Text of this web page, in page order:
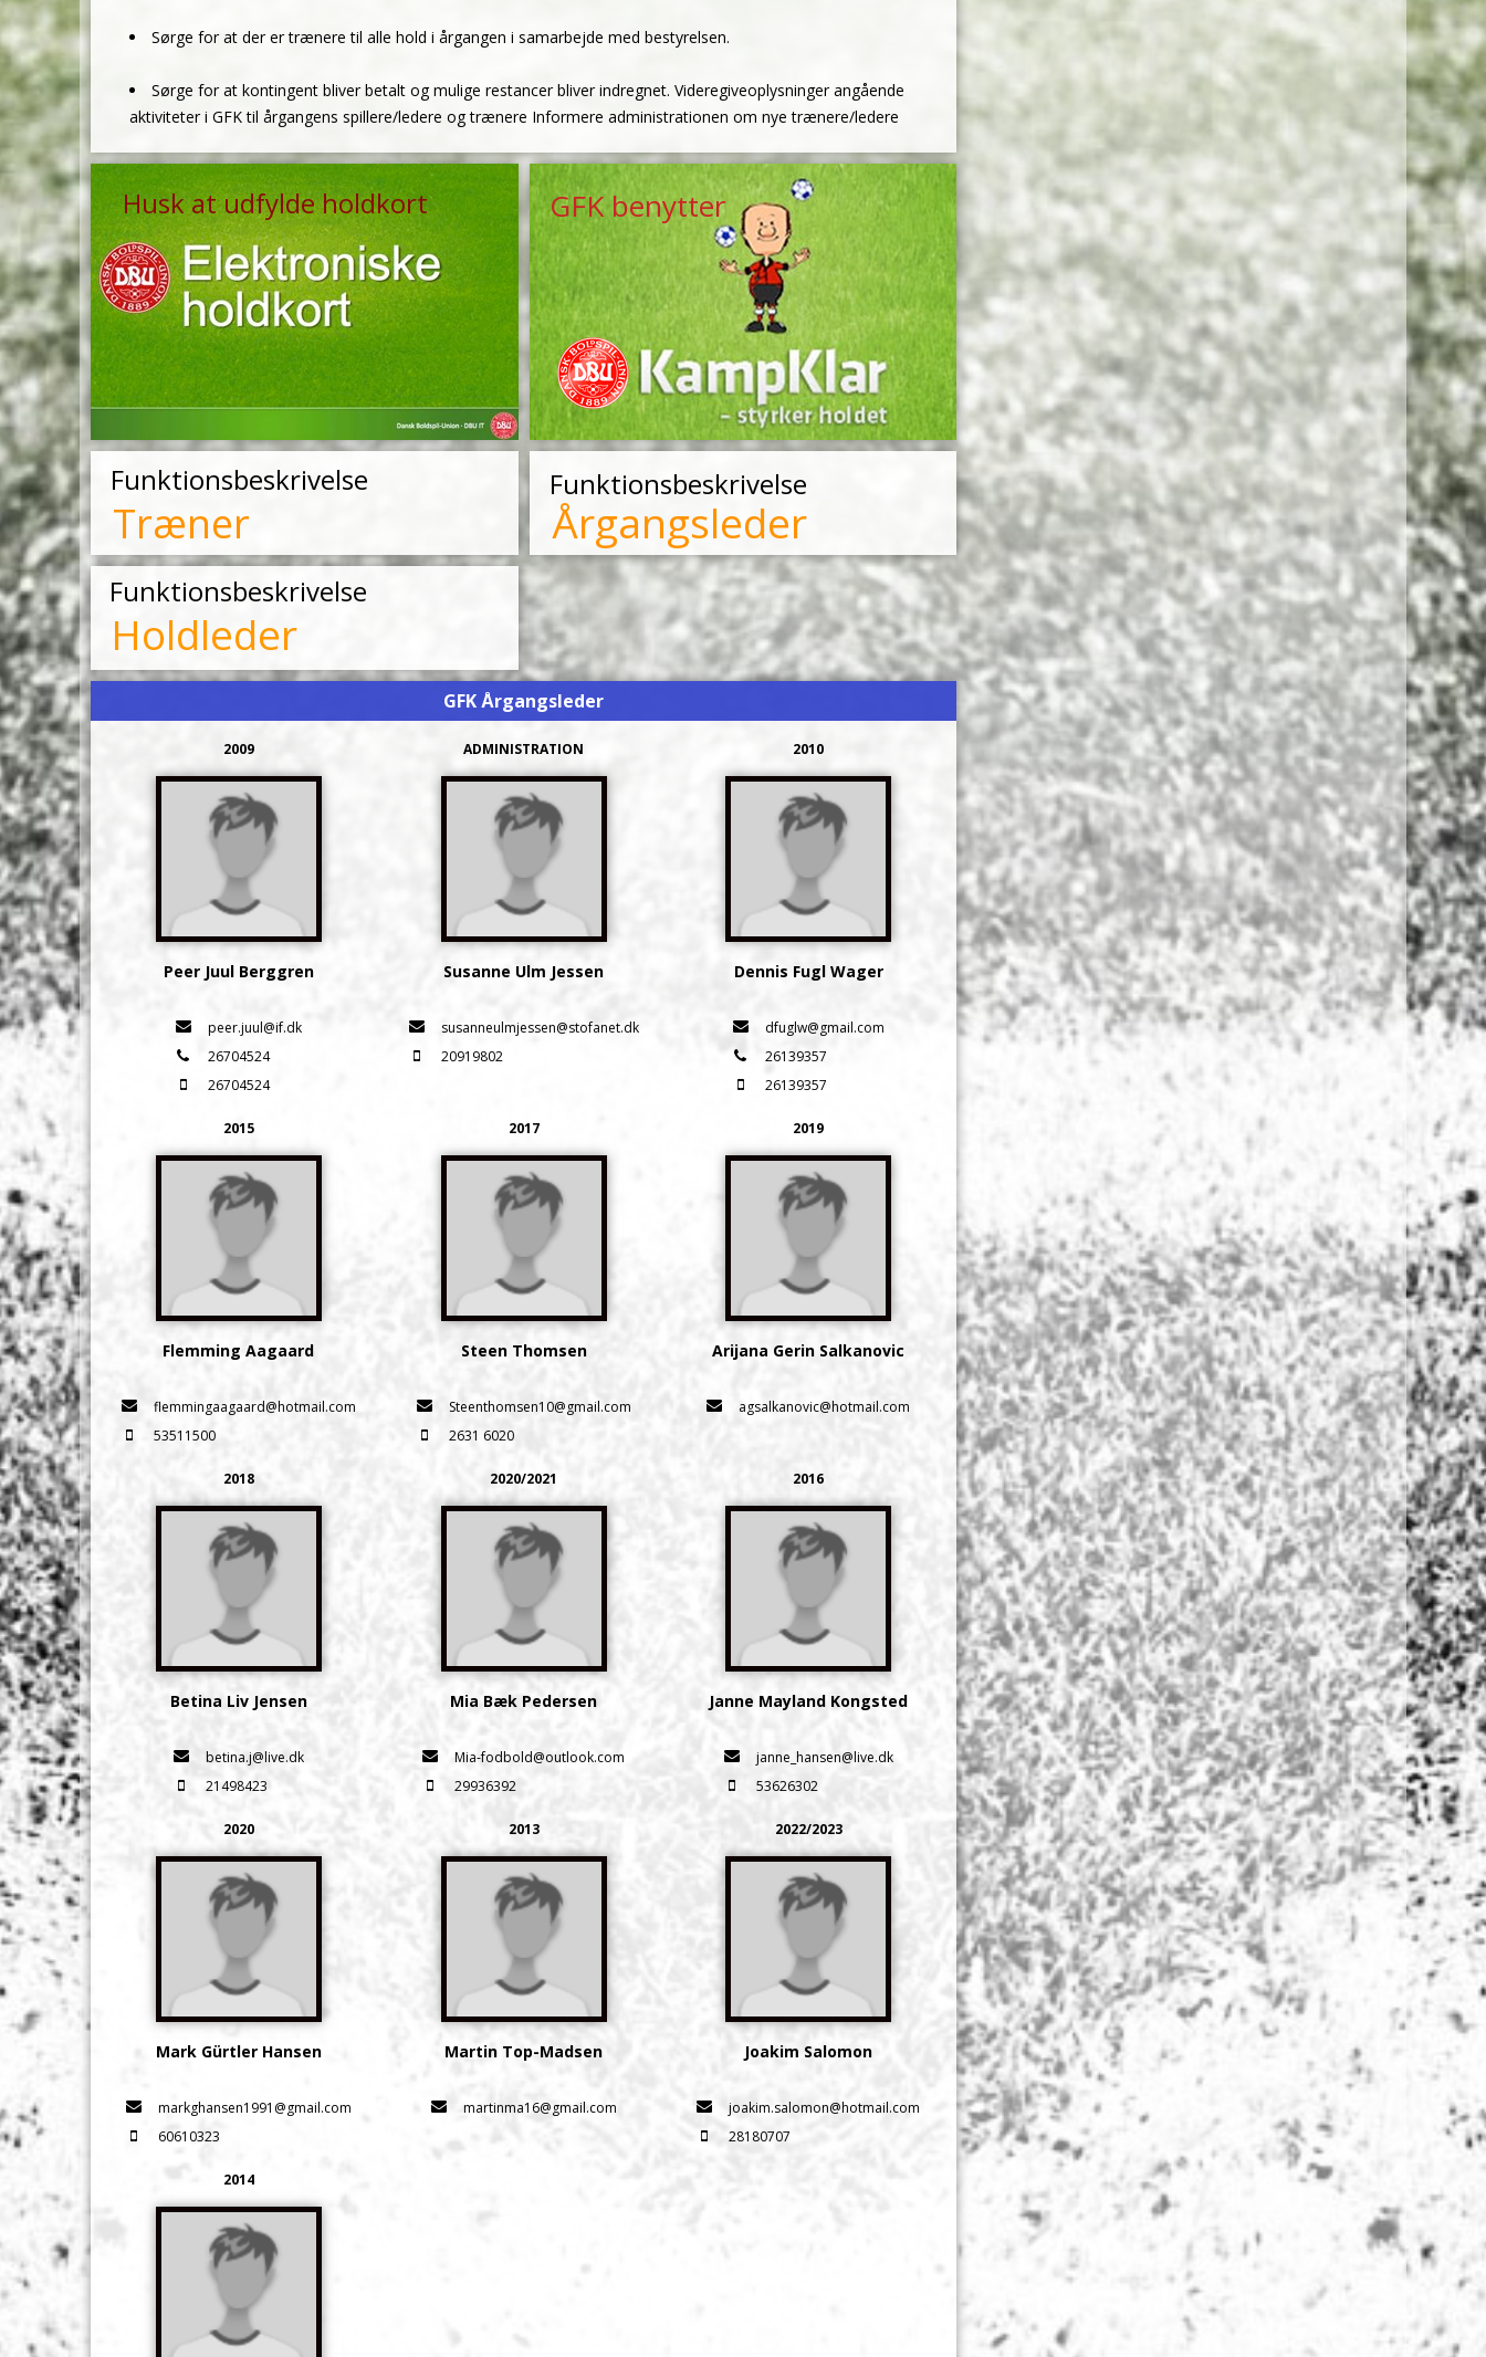
Sørge for at der er trænere til alle hold i årgangen i samarbejde med bestyrelsen.
Sørge for at kontingent bliver betalt og mulige restancer bliver indregnet. Videregiveoplysninger angående
aktiviteter i GFK til årgangens spillere/ledere og trænere Informere administrationen om nye trænere/ledere
GFK Årgangsleder
2009
Peer Juul Berggren
peer.juul@if.dk
26704524
26704524
ADMINISTRATION
Susanne Ulm Jessen
susanneulmjessen@stofanet.dk
20919802
2010
Dennis Fugl Wager
dfuglw@gmail.com
26139357
26139357
2015
Flemming Aagaard
flemmingaagaard@hotmail.com
53511500
2017
Steen Thomsen
Steenthomsen10@gmail.com
2631 6020
2019
Arijana Gerin Salkanovic
agsalkanovic@hotmail.com
2018
Betina Liv Jensen
betina.j@live.dk
21498423
2020/2021
Mia Bæk Pedersen
Mia-fodbold@outlook.com
29936392
2016
Janne Mayland Kongsted
janne_hansen@live.dk
53626302
2020
Mark Gürtler Hansen
markghansen1991@gmail.com
60610323
2013
Martin Top-Madsen
martinma16@gmail.com
2022/2023
Joakim Salomon
joakim.salomon@hotmail.com
28180707
2014